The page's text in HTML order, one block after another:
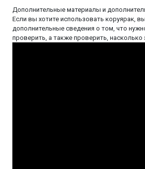
Дополнительные материалы и
Если вы хотите использовать коруярак,
дополнительные сведения о том, что
проверить, а также проверить,